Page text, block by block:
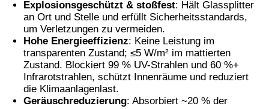
Verbundglas-PVB-Zwischenschicht
Thermochromer PVB-Folie
Explosionsgeschützt & stoßfest: Hält Glassplitter
an Ort und Stelle und erfüllt Sicherheitsstandards,
um Verletzungen zu vermeiden.
Hohe Energieeffizienz: Keine Leistung im
transparenten Zustand; ≤5 W/m² im mattierten
Zustand. Blockiert 99 % UV-Strahlen und 60 %+
Infrarotstrahlen, schützt Innenräume und reduziert
die Klimaanlagenlast.
Geräuschreduzierung: Absorbiert ~20 % der